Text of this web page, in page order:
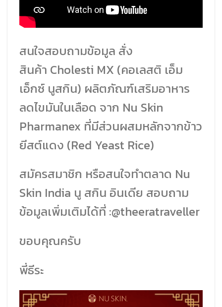
สนใจสอบถามข้อมูล สั่ง
สินค้า Cholesti MX (คอเลสติ เอ็ม
เอ็กซ์ นูสกิน) ผลิตภัณฑ์เสริมอาหาร
ลดไขมันในเลือด จาก Nu Skin
Pharmanex ที่มีส่วนผสมหลักจากข้าว
ยีสต์แดง (Red Yeast Rice)
สมัครสมาชิก หรือสนใจทำตลาด Nu
Skin India นู สกิน อินเดีย สอบถาม
ข้อมูลเพิ่มเติมได้ที่ :@theeratraveller
ขอบคุณครับ
พี่ธีระ